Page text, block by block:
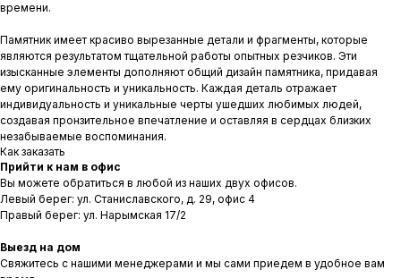
времени.
Памятник имеет красиво вырезанные детали и фрагменты, которые
являются результатом тщательной работы опытных резчиков. Эти
изысканные элементы дополняют общий дизайн памятника, придавая
ему оригинальность и уникальность. Каждая деталь отражает
индивидуальность и уникальные черты ушедших любимых людей,
создавая пронзительное впечатление и оставляя в сердцах близких
незабываемые воспоминания.
Как заказать
Прийти к нам в офис
Вы можете обратиться в любой из наших двух офисов.
Левый берег: ул. Станиславского, д. 29, офис 4
Правый берег: ул. Нарымская 17/2
Выезд на дом
Свяжитесь с нашими менеджерами и мы сами приедем в удобное вам